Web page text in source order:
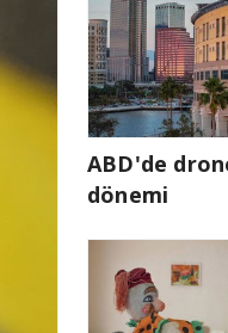
ABD'de
dönemi